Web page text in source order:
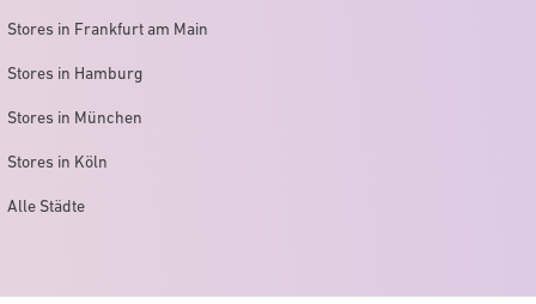
Stores in Frankfurt am Main
Stores in Hamburg
Stores in München
Stores in Köln
Alle Städte